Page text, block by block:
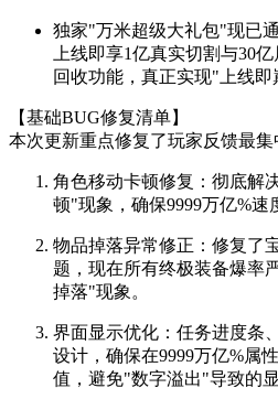
独家"万米超级大礼包"现已
上线即享1亿真实切割与30
回收功能，真正实现"上线即
【基础BUG修复清单】
本次更新重点修复了玩家反馈最集
角色移动卡顿修复：彻底解
顿"现象，确保9999万亿%速
物品掉落异常修正：修复了
题，现在所有终极装备爆率
掉落"现象。
界面显示优化：任务进度条
设计，确保在9999万亿%属
值，避免"数字溢出"导致的显